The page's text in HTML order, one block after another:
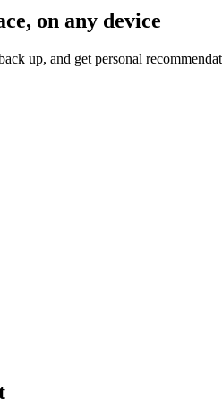
on any device
up, and get personal